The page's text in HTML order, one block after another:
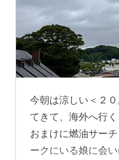
今朝は涼しい＜２
てきて、海外へ行
おまけに燃油サー
ークにいる娘に会